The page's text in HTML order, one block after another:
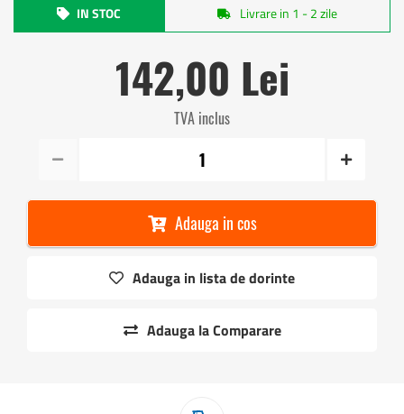
IN STOC Livrare in 1 - 2 zile
142,00 Lei
TVA inclus
Adauga in cos
Adauga in lista de dorinte
Adauga la Comparare